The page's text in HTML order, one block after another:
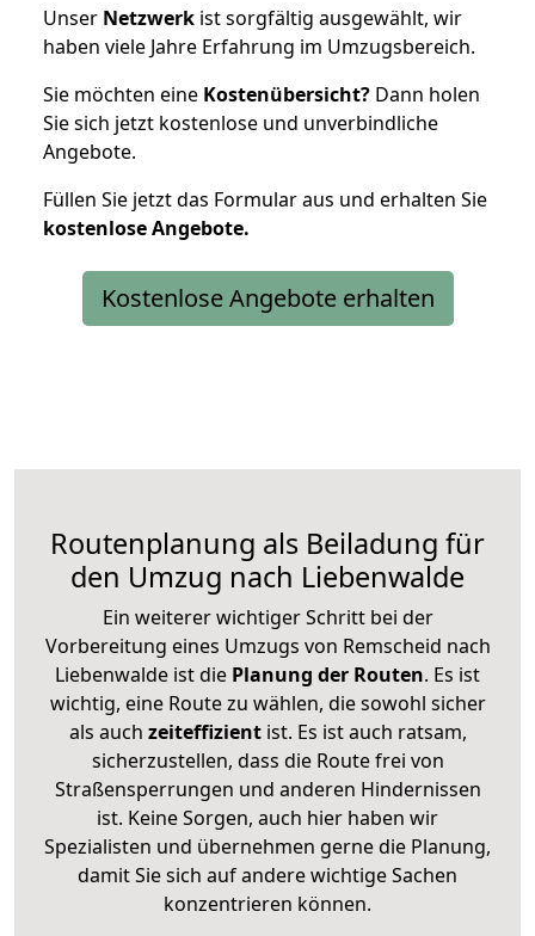
Unser Netzwerk ist sorgfältig ausgewählt, wir
haben viele Jahre Erfahrung im Umzugsbereich.
Sie möchten eine Kostenübersicht? Dann holen
Sie sich jetzt kostenlose und unverbindliche
Angebote.
Füllen Sie jetzt das Formular aus und erhalten Sie
kostenloseAngebote.
Kostenlose Angebote erhalten
Routenplanung als Beiladung für
den Umzug nach Liebenwalde
Ein weiterer wichtiger Schritt bei der
Vorbereitung eines Umzugs von Remscheid nach
Liebenwalde ist die Planung der Routen. Es ist
wichtig, eine Route zu wählen, die sowohl sicher
als auch zeiteffizientist. Es ist auch ratsam,
sicherzustellen, dass die Route frei von
Straßensperrungen und anderen Hindernissen
ist. Keine Sorgen, auch hier haben wir
Spezialisten und übernehmen gerne die Planung,
damit Sie sich auf andere wichtige Sachen
konzentrieren können.